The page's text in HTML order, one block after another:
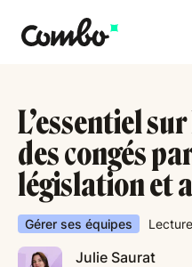
L’essentiel
des congés
législation et
Gérer ses équipes Lecture
Julie Saurat